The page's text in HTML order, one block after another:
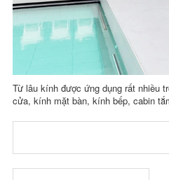
Từ lâu kính được ứng dụng rất nhiều
cửa, kính mặt bàn, kính bếp, cabin